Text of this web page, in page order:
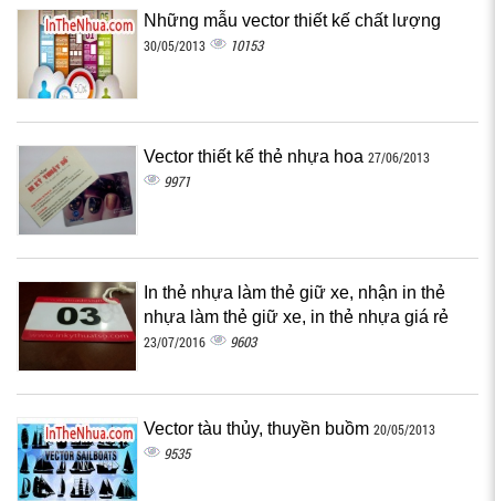
Những mẫu vector thiết kế chất lượng
30/05/2013 10153
Vector thiết kế thẻ nhựa hoa 27/06/2013
9971
In thẻ nhựa làm thẻ giữ xe, nhận in thẻ
nhựa làm thẻ giữ xe, in thẻ nhựa giá rẻ
23/07/2016 9603
Vector tàu thủy, thuyền buồm 20/05/2013
9535